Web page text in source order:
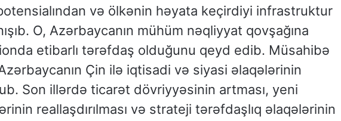
və ölkənin həyata keçirdiyi infrastruktur
O, Azərbaycanın mühüm nəqliyyat qovşağına
etibarlı tərəfdaş olduğunu qeyd edib. Müsahibə
Çin ilə iqtisadi və siyasi əlaqələrinin
Son illərdə ticarət dövriyyəsinin artması, yeni
reallaşdırılması və strateji tərəfdaşlıq əlaqələrinin